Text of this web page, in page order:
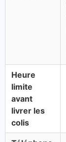
Heure
limite
avant
livrer les
colis